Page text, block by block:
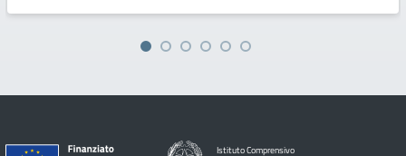
Istituto Comprensivo